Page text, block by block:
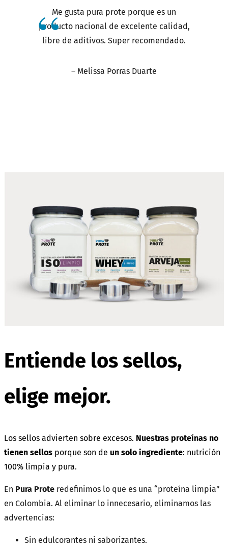
Me gusta pura prote porque es un
producto nacional de excelente calidad,
libre de aditivos. Super recomendado.
– Melissa Porras Duarte
Entiende los sellos,
elige mejor.
Los sellos advierten sobre excesos. Nuestras proteínas no
tienen sellos porque son de un solo ingrediente: nutrición
100% limpia y pura.
En Pura Prote redefinimos lo que es una “proteína limpia”
en Colombia. Al eliminar lo innecesario, eliminamos las
advertencias:
Sin edulcorantes ni saborizantes.